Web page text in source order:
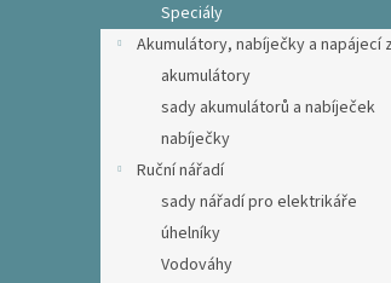
Speciály
Akumulátory, nabíječky a napájecí
akumulátory
sady akumulátorů a nabíječek
nabíječky
Ruční nářadí
sady nářadí pro elektrikáře
úhelníky
Vodováhy